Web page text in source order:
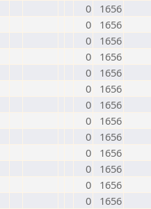
0
1656
0
1656
0
1656
0
1656
0
1656
0
1656
0
1656
0
1656
0
1656
0
1656
0
1656
0
1656
0
1656